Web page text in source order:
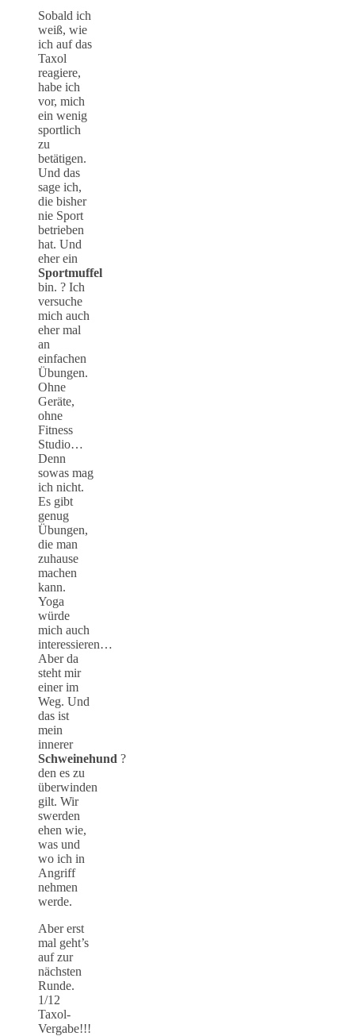
Sobald ich
weiß, wie
ich auf das
Taxol
reagiere,
habe ich
vor, mich
ein wenig
sportlich
zu
betätigen.
Und das
sage ich,
die bisher
nie Sport
betrieben
hat. Und
eher ein
Sportmuffel
bin. ? Ich
versuche
mich auch
eher mal
an
einfachen
Übungen.
Ohne
Geräte,
ohne
Fitness
Studio…
Denn
sowas mag
ich nicht.
Es gibt
genug
Übungen,
die man
zuhause
machen
kann.
Yoga
würde
mich auch
interessieren…
Aber da
steht mir
einer im
Weg. Und
das ist
mein
innerer
Schweinehund ?
den es zu
überwinden
gilt. Wir
swerden
ehen wie,
was und
wo ich in
Angriff
nehmen
werde.
Aber erst
mal geht’s
auf zur
nächsten
Runde.
1/12
Taxol-
Vergabe!!!